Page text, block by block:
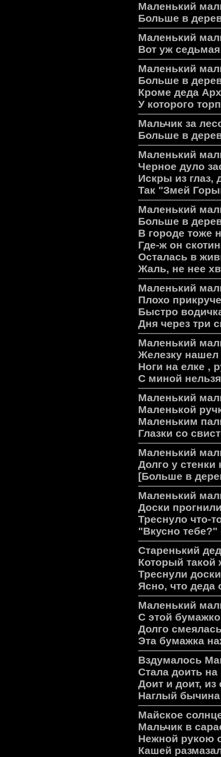
Маленький
Больше в
Маленький
Вот уж
Маленький
Больше в
Кроме деда
У которого
Мальчик за
Больше в
Маленький
Черное дуло
Искры из
Так "Змей
Маленький
Больше в
В городе тоже
Где-ж он
Осталась в
Жаль, не нее
Маленький
Плохо
Быстpо
Дня чеpез тpи
Маленький
Железку нашел
Ноги на елке ,
С миной
Маленький
Маленькой
Маленьким
Глазки со
Маленький
Долго у стенки
[Больше в
Маленький
Доски
Треснуло что-
"Вкусно тебе?"
Старенький
Который такой
Треснули
Ясно, что деда
Маленький
С этой
Долго
Эта бумажка
Вздумалось
Стала доить
Доит и доит,
Наглый бычина
Майское
Мальчик в
Нежной рукою
Кашей